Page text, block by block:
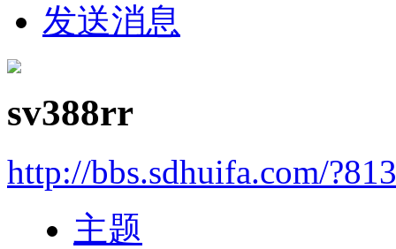
发送消息
sv388rr
http://bbs.sdhuifa.com/
主题